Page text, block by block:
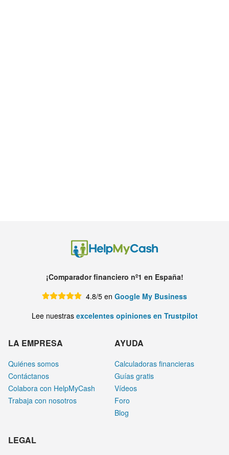
¡Comparador financiero nº1 en España!
4.8/5 en Google My Business
Lee nuestras excelentes opiniones en Trustpilot
LA EMPRESA
Quiénes somos
Contáctanos
Colabora con HelpMyCash
Trabaja con nosotros
AYUDA
Calculadoras financieras
Guías gratis
Vídeos
Foro
Blog
LEGAL